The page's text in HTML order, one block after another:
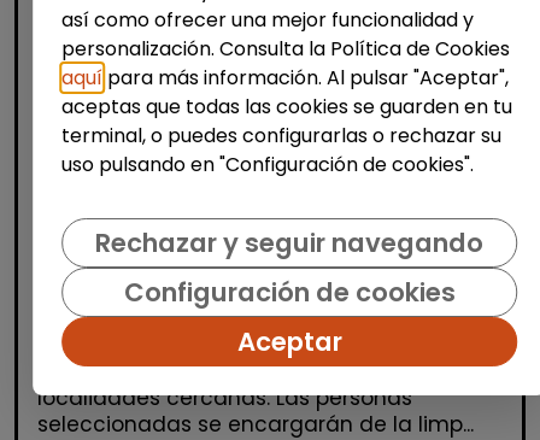
Limpieza y mantenimiento
Operario/a de limpieza de centros
escolares (benidorm y alrededores)
OSGA LEVANTE| España(Alicante)
Se buscan varios/as operarios/as de
limpieza para trabajar en centros escolares
ubicados en Alicante, Benidorm y
localidades cercanas. Las personas
seleccionadas se encargarán de la limp...
así como ofrecer una mejor funcionalidad y
personalización. Consulta la Política de Cookies
aquí para más información. Al pulsar "Aceptar",
aceptas que todas las cookies se guarden en tu
terminal, o puedes configurarlas o rechazar su
uso pulsando en "Configuración de cookies".
Rechazar y seguir navegando
Configuración de cookies
Aceptar